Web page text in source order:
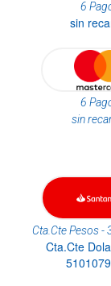
6
sin
6
sin
Cta.Cte Pesos
Cta.Cte